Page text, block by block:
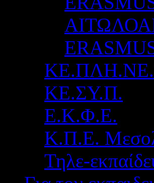
ΚΕ.ΣΥ.Π.
Ε.Κ.Φ.Ε.
Κ.Π.Ε.
Τηλε-